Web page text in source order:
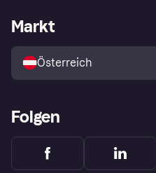
Shops entdecken
Händlerportal
Markt
Österreich
Folgen